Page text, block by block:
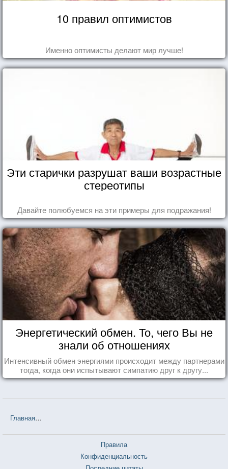
10 правил оптимистов
Именно оптимисты делают мир лучше!
Эти старички разрушат ваши возрастные
стереотипы
Давайте полюбуемся на эти примеры для подражания!
Энергетический обмен. То, чего Вы не
знали об отношениях
Интенсивный обмен энергиями происходит между партнерами
тогда, когда они испытывают симпатию друг к другу...
Главная
Правила
Конфиденциальность